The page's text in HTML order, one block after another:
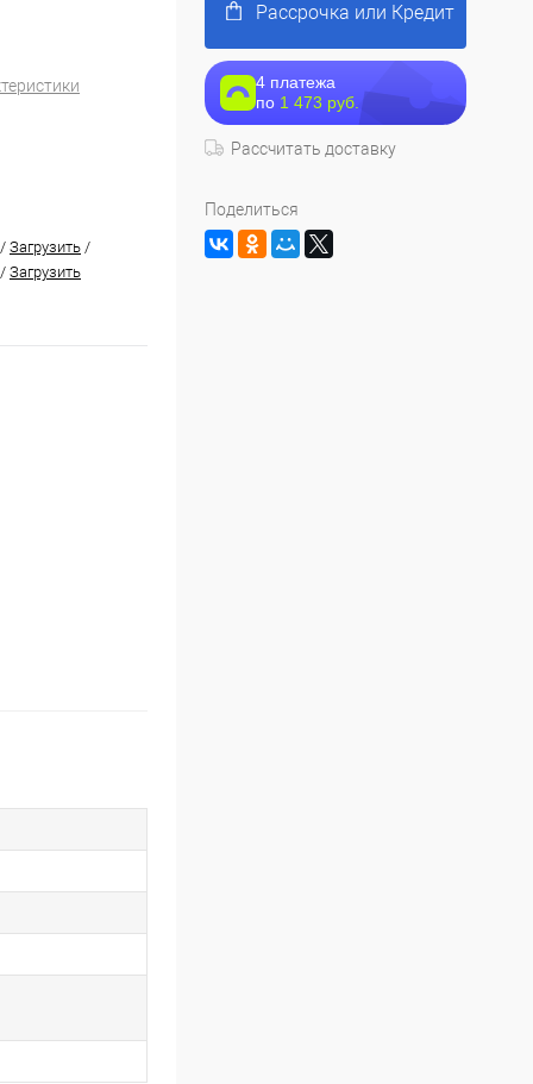
/ Загрузить /
/ Загрузить
Рассрочка или Кредит
4 платежа
по 1 473 руб.
Рассчитать доставку
Поделиться